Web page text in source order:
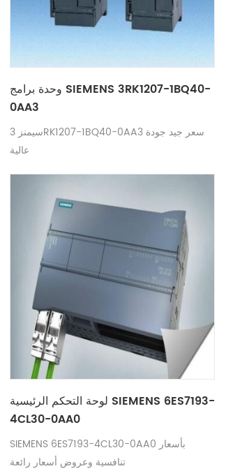
وحدة برامج SIEMENS 3RK1207-1BQ40-
0AA3
سيمنز 3RK1207-1BQ40-0AA3 سعر جيد جودة
عالية
لوحة التحكم الرئيسية SIEMENS 6ES7193-
4CL30-0AA0
SIEMENS 6ES7193-4CL30-0AA0 بأسعار
تنافسية وعروض أسعار رائعة